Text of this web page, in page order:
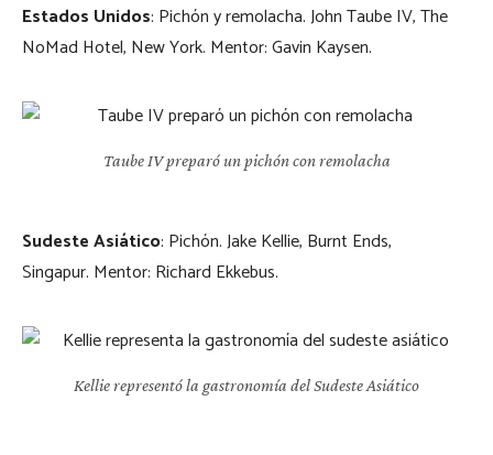
Estados Unidos: Pichón y remolacha. John Taube IV, The
NoMad Hotel, New York. Mentor: Gavin Kaysen.
Taube IV preparó un pichón con remolacha
Sudeste Asiático: Pichón. Jake Kellie, Burnt Ends,
Singapur. Mentor: Richard Ekkebus.
Kellie representó la gastronomía del Sudeste Asiático